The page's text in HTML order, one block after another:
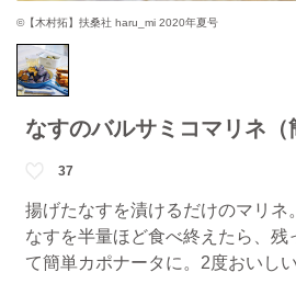
©【木村拓】扶桑社 haru_mi 2020年夏号
なすのバルサミコマリネ（
37
揚げたなすを漬けるだけのマリネ。
なすを半量ほど食べ終えたら、残
て簡単カポナータに。2度おいし